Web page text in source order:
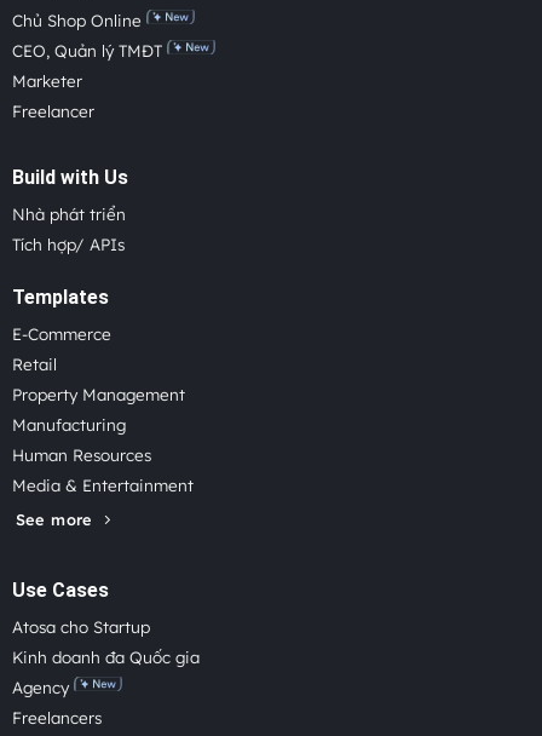
Chủ Shop Online
CEO, Quản lý TMĐT
Marketer
Freelancer
Build with Us
Nhà phát triển
Tích hợp/ APIs
Templates
E-Commerce
Retail
Property Management
Manufacturing
Human Resources
Media & Entertainment
See more
Use Cases
Atosa cho Startup
Kinh doanh đa Quốc gia
Agency
Freelancers